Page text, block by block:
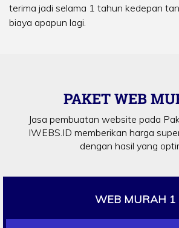
terima jadi selama 1 tahun kedepan
biaya apapun lagi.
PAKET WEB
Jasa pembuatan website pada
IWEBS.ID memberikan harga
dengan hasil yang
WEB MURAH 1